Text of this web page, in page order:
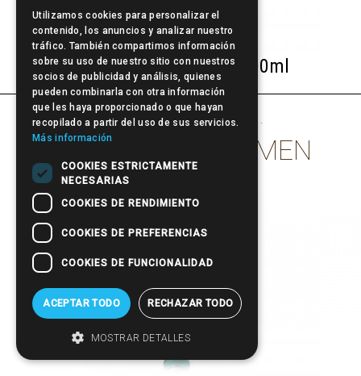
Beardburys Fiber Gel 100ml
other products of Beardburys ·
SHAMPOOS FOR MEN
Utilizamos cookies para personalizar el
contenido, los anuncios y analizar nuestro
tráfico. También compartimos información
sobre su uso de nuestro sitio con nuestros
socios de publicidad y análisis, quienes
pueden combinarla con otra información
que les haya proporcionado o que hayan
recopilado a partir del uso de sus servicios.
Más información
COOKIES ESTRICTAMENTE
NECESARIAS
COOKIES DE RENDIMIENTO
COOKIES DE PREFERENCIAS
COOKIES DE FUNCIONALIDAD
ACEPTAR TODO RECHAZAR TODO
MOSTRAR DETALLES